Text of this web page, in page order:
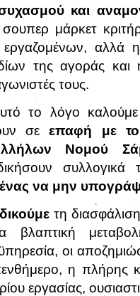
και
μάρκετ
αλλά
της αγοράς
τους.
το λόγο
σεεπαφή με το
Νομού
να μην
τη
βλαπτική
οι
η πλήρης
εργασίας,